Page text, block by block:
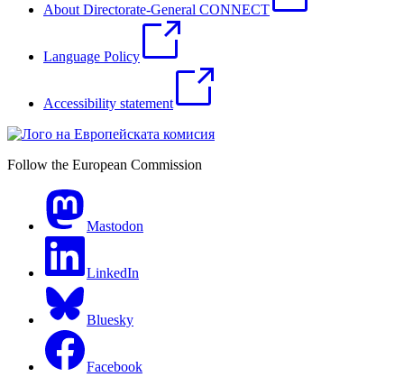
About Directorate-General CONNECT
Language Policy
Accessibility statement
Follow the European Commission
Mastodon
LinkedIn
Bluesky
Facebook